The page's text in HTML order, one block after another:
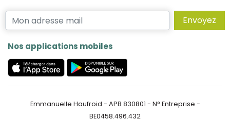
Envoyez
Nos applications mobiles
Emmanuelle Haufroid - APB 830801 - N° Entreprise -
BE0458.496.432